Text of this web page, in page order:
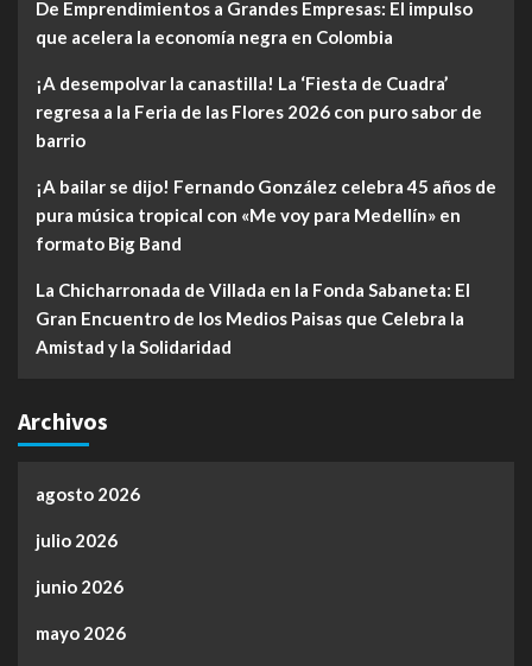
De Emprendimientos a Grandes Empresas: El impulso
que acelera la economía negra en Colombia
¡A desempolvar la canastilla! La ‘Fiesta de Cuadra’
regresa a la Feria de las Flores 2026 con puro sabor de
barrio
¡A bailar se dijo! Fernando González celebra 45 años de
pura música tropical con «Me voy para Medellín» en
formato Big Band
La Chicharronada de Villada en la Fonda Sabaneta: El
Gran Encuentro de los Medios Paisas que Celebra la
Amistad y la Solidaridad
Archivos
agosto 2026
julio 2026
junio 2026
mayo 2026